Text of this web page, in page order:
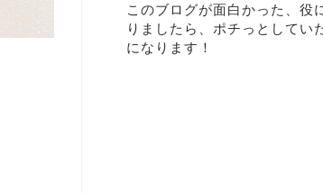
このブログが面白かった、役
りましたら、ポチっとしてい
になります！